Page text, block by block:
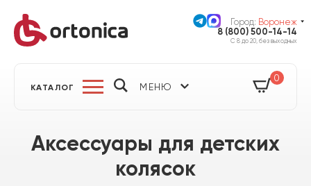
Город: Воронеж
8 (800) 500-14-14
С 8 до 20, без выходных
КАТАЛОГ МЕНЮ
0
Аксессуары для детских
колясок